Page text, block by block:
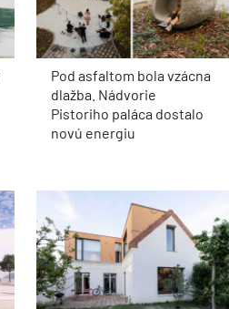
Pod asfaltom bola vzácna
dlažba. Nádvorie
Pistoriho paláca dostalo
novú energiu